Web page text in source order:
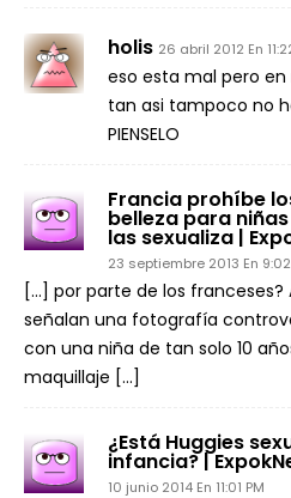
holis 26 abril 2012 En
eso esta mal pero
tan asi tampoco no
PIENSELO
Francia prohíbe
belleza para
las sexualiza |
23 septiembre 2013 En 9:02
[…] por parte de los franceses?
señalan una fotografía
con una niña de tan solo 10
maquillaje […]
¿Está Huggies
infancia? |
10 junio 2014 En 11:01 PM